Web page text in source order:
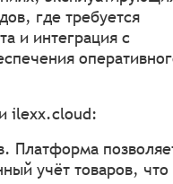
где требуется
и интеграция с
ilexx.cloud:
Платформа
учёт товаров, что